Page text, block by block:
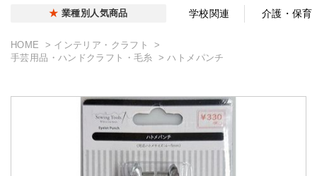
業種別人気商品 学校関連 介護・保育
HOME
インテリア・クラフト
手芸用品・ハンドクラフト・毛糸
ハトメパンチ